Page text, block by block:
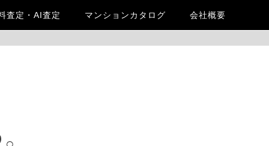
査定・AI査定 マンションカタログ 会社概要